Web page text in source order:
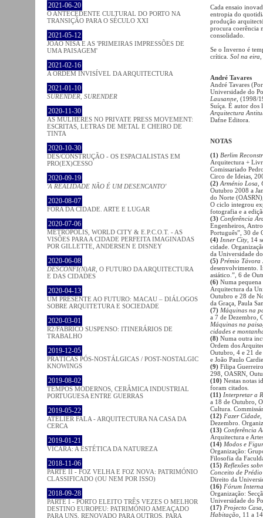
2021-06-20
O ANTECEDENTE CULTURAL DO PORTO NA
TRANSIÇÃO PARA O SÉCULO XXI
2021-05-12
JOÃO NISA E AS 'PRIMEIRAS IMPRESSÕES DE
UMA PAISAGEM'
2021-02-16
A ORDEM INVISÍVEL DA ARQUITECTURA
2021-01-10
SURENDER, SURENDER
2020-11-30
AS MULHERES NO PRIVATE PRESS MOVEMENT:
ESCRITAS, LETRAS DE METAL E CHEIRO DE
TINTA
2020-10-30
DES/CONSTRUÇÃO - OS ESPACIALISTAS EM
PRO(EX)CESSO
2020-09-19
'A REALIDADE NÃO É UM DESENCANTO'
2020-08-07
FORA DA CIDADE. ARTE E LUGAR
2020-07-06
METROPOLIS, WORLD CITY & E.P.C.O.T. - AS
VISÕES PARA A CIDADE PERFEITA IMAGINADAS
POR GILLETTE, ANDERSEN E DISNEY
2020-06-08
DESCONFI(N)AR , O FUTURO DA ARQUITECTURA
E DAS CIDADES
2020-04-13
UM PRESENTE AO FUTURO: MACAU – DIÁLOGOS
SOBRE ARQUITETURA E SOCIEDADE
2020-03-01
R2/FABRICO SUSPENSO: ITINERÁRIOS DE
TRABALHO
2019-12-05
PRÁTICAS PÓS-NOSTÁLGICAS / POST-NOSTALGIC
KNOWINGS
2019-08-02
TEMPOS MODERNOS, CERÂMICA INDUSTRIAL
PORTUGUESA ENTRE GUERRAS
2019-05-22
ATELIER FALA - ARQUITECTURA NA CASA DA
CERCA
2019-01-21
VICARA: A ESTÉTICA DA NATUREZA
2018-11-06
PARTE II - FOZ VELHA E FOZ NOVA: PATRIMÓNIO
CLASSIFICADO (OU NEM POR ISSO)
2018-09-28
PARTE I - PORTO ELEITO TRÊS VEZES O MELHOR
DESTINO EUROPEU: PATRIMÓNIO AMEAÇADO
PARA UNS, RENOVADO PARA OUTROS. PARA
Cada ensaio
entropia do
produção
procura coerência
consolidado.
Se o Inverno é
crítica. Sol na
André Tavares
André Tavares
Universidade do
Lausanne , (1998/
Suíça. É autor
Arquitectura
Dafne Editora.
NOTAS
(1) Berlim
Arquitectura +
Comissariado
Circo de Ideias,
(2) Arménio Losa,
Outubro 2008 a
do Norte
O ciclo integrou
fotografia e a
(3) Conferência
Engenheiros,
Português”, 30 de
(4) Inner City , 14
cidade.
da Universidade
(5) Prémio Távora
desenvolvimento.
asiático.”, 6 de
(6) Numa
Arquitectura da
Outubro e 28 de
da Graça, Paula
(7) Máquinas na
a 7 de Dezembro,
Máquinas na
cidades e
(8) Numa outra
Ordem dos
Outubro, 4 e 21
e João Paulo
(9) Filipa
298, OASRN,
(10) Nestas notas
foram citados.
(11) Interpretar a
a 18 de Outubro,
Cultura.
(12) Fazer Cidade
Dezembro.
(13) Conferência
Arquitectura e
(14) Modos e
Organização:
Filosofia da
(15) Reflexões
Conceito de
Direito da
(16) Fórum
Organização:
Universidade do
(17) Projecto
Habitação , 11 a